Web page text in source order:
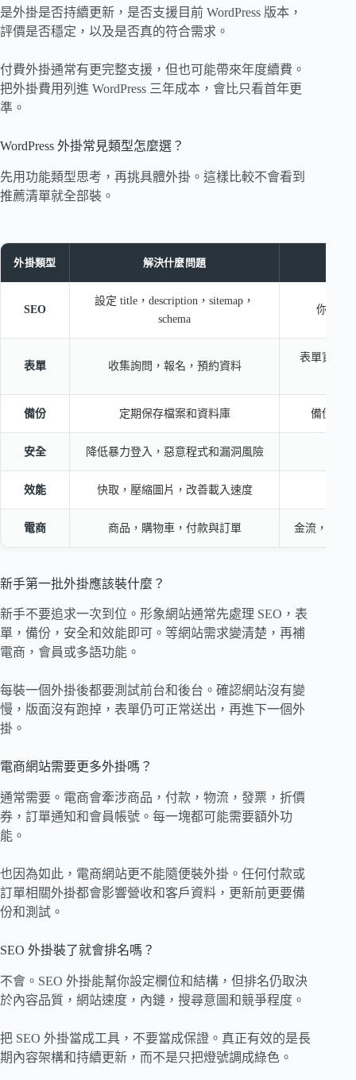
是外掛是否持續更新，是否支援目前 WordPress 版本，
評價是否穩定，以及是否真的符合需求。
付費外掛通常有更完整支援，但也可能帶來年度續費。
把外掛費用列進 WordPress 三年成本，會比只看首年更
準。
WordPress 外掛常見類型怎麼選？
先用功能類型思考，再挑具體外掛。這樣比較不會看到
推薦清單就全部裝。
外掛類型 解決什麼問題
SEO
設定 title，description，sitemap，
schema
你是否
表單 收集詢問，報名，預約資料
表單資料
備份 定期保存檔案和資料庫 備份是
安全 降低暴力登入，惡意程式和漏洞風險
效能 快取，壓縮圖片，改善載入速度
電商 商品，購物車，付款與訂單 金流，物流
新手第一批外掛應該裝什麼？
新手不要追求一次到位。形象網站通常先處理 SEO，表
單，備份，安全和效能即可。等網站需求變清楚，再補
電商，會員或多語功能。
每裝一個外掛後都要測試前台和後台。確認網站沒有變
慢，版面沒有跑掉，表單仍可正常送出，再進下一個外
掛。
電商網站需要更多外掛嗎？
通常需要。電商會牽涉商品，付款，物流，發票，折價
券，訂單通知和會員帳號。每一塊都可能需要額外功
能。
也因為如此，電商網站更不能隨便裝外掛。任何付款或
訂單相關外掛都會影響營收和客戶資料，更新前更要備
份和測試。
SEO 外掛裝了就會排名嗎？
不會。SEO 外掛能幫你設定欄位和結構，但排名仍取決
於內容品質，網站速度，內鏈，搜尋意圖和競爭程度。
把 SEO 外掛當成工具，不要當成保證。真正有效的是長
期內容架構和持續更新，而不是只把燈號調成綠色。